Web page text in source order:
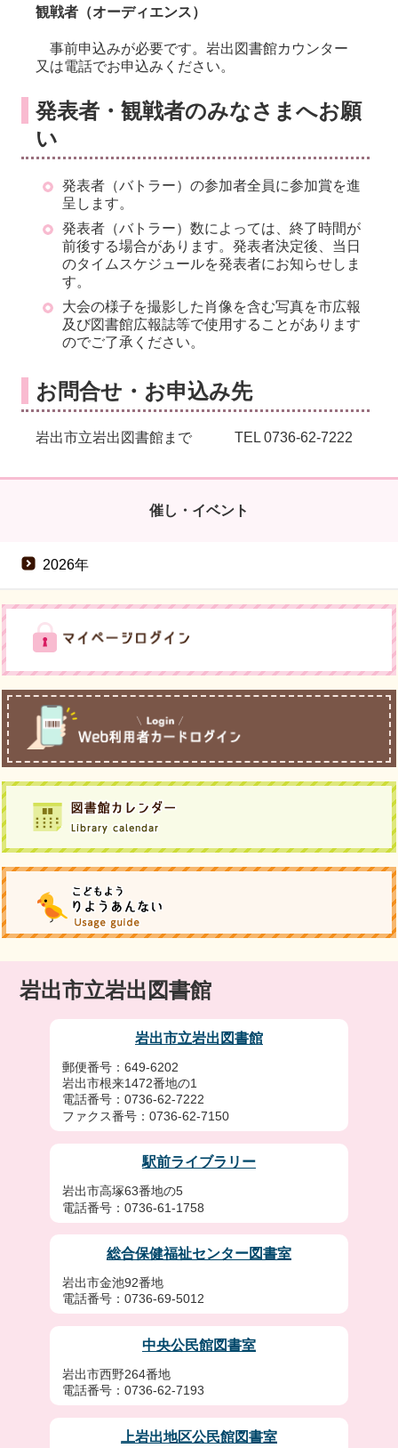
観戦者（オーディエンス）
事前申込みが必要です。岩出図書館カウンター
又は電話でお申込みください。
発表者・観戦者のみなさまへお願
い
発表者（バトラー）の参加者全員に参加賞を進
呈します。
発表者（バトラー）数によっては、終了時間が
前後する場合があります。発表者決定後、当日
のタイムスケジュールを発表者にお知らせしま
す。
大会の様子を撮影した肖像を含む写真を市広報
及び図書館広報誌等で使用することがあります
のでご了承ください。
お問合せ・お申込み先
岩出市立岩出図書館まで TEL 0736-62-7222
催し・イベント
2026年
岩出市立岩出図書館
岩出市立岩出図書館
郵便番号：649-6202
岩出市根来1472番地の1
電話番号：0736-62-7222
ファクス番号：0736-62-7150
駅前ライブラリー
岩出市高塚63番地の5
電話番号：0736-61-1758
総合保健福祉センター図書室
岩出市金池92番地
電話番号：0736-69-5012
中央公民館図書室
岩出市西野264番地
電話番号：0736-62-7193
上岩出地区公民館図書室